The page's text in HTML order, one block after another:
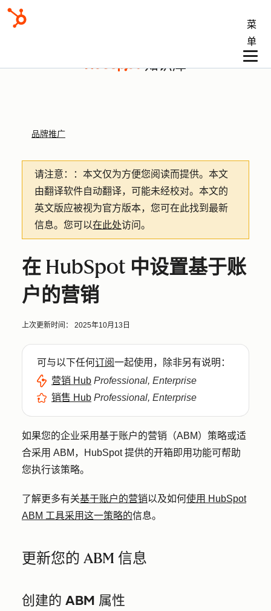
菜
单
知识库
品牌推广
请注意： ：本文仅为方便您阅读而提供。 本文
由翻译软件自动翻译，可能未经校对。本文的
英文版应被视为官方版本，您可在此找到最新
信息。您可以在此处访问。
在 HubSpot 中设置基于账
户的营销
上次更新时间： 2025年10月13日
可与以下任何订阅一起使用，除非另有说明：
营销 Hub Professional, Enterprise
销售 Hub Professional, Enterprise
如果您的企业采用基于账户的营销（ABM）策略或适
合采用 ABM，HubSpot 提供的开箱即用功能可帮助
您执行该策略。
了解更多有关基于账户的营销以及如何使用 HubSpot
ABM 工具采用这一策略的信息。
更新您的 ABM 信息
创建的 ABM 属性